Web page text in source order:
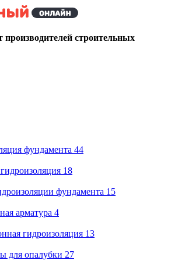
строительных
фундамента 44
18
фундамента 15
арматура 4
гидроизоляция 13
для опалубки 27